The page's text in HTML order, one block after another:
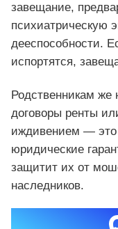
завещание,
психиатрическую
дееспособности.
испортятся,
Родственникам
договоры ренты
иждивением —
юридические
защитит их от
наследников.